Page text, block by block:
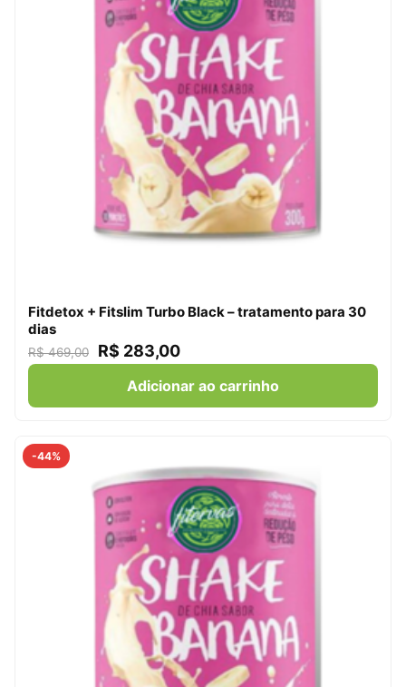
Fitdetox + Fitslim Turbo Black – tratamento para 30
dias
R$469,00 R$ 283,00
Adicionar ao carrinho
-44%